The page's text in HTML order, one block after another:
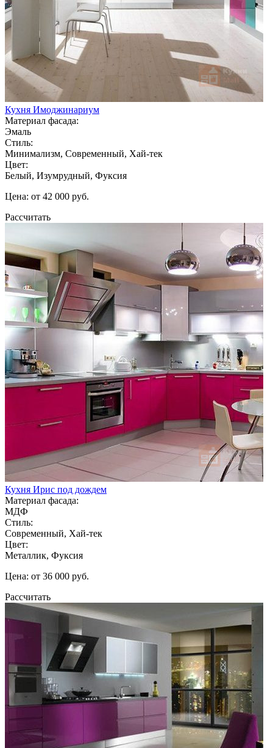
Кухня Имоджинариум
Материал фасада:
Эмаль
Стиль:
Минимализм, Современный, Хай-тек
Цвет:
Белый, Изумрудный, Фуксия
Цена: от 42 000 руб.
Рассчитать
Кухня Ирис под дождем
Материал фасада:
МДФ
Стиль:
Современный, Хай-тек
Цвет:
Металлик, Фуксия
Цена: от 36 000 руб.
Рассчитать